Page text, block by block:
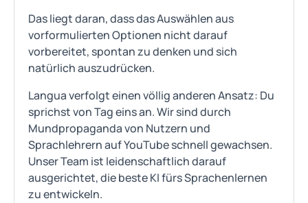
Das liegt daran, dass das Auswählen aus
vorformulierten Optionen nicht darauf
vorbereitet, spontan zu denken und sich
natürlich auszudrücken.
Langua verfolgt einen völlig anderen Ansatz: Du
sprichst von Tag eins an. Wir sind durch
Mundpropaganda von Nutzern und
Sprachlehrern auf YouTube schnell gewachsen.
Unser Team ist leidenschaftlich darauf
ausgerichtet, die beste KI fürs Sprachenlernen
zu entwickeln.